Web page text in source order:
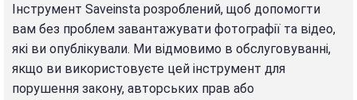
Інструмент Saveinsta розроблений, щоб допомогти
вам без проблем завантажувати фотографії та відео,
які ви опублікували. Ми відмовимо в обслуговуванні,
якщо ви використовуєте цей інструмент для
порушення закону, авторських прав або